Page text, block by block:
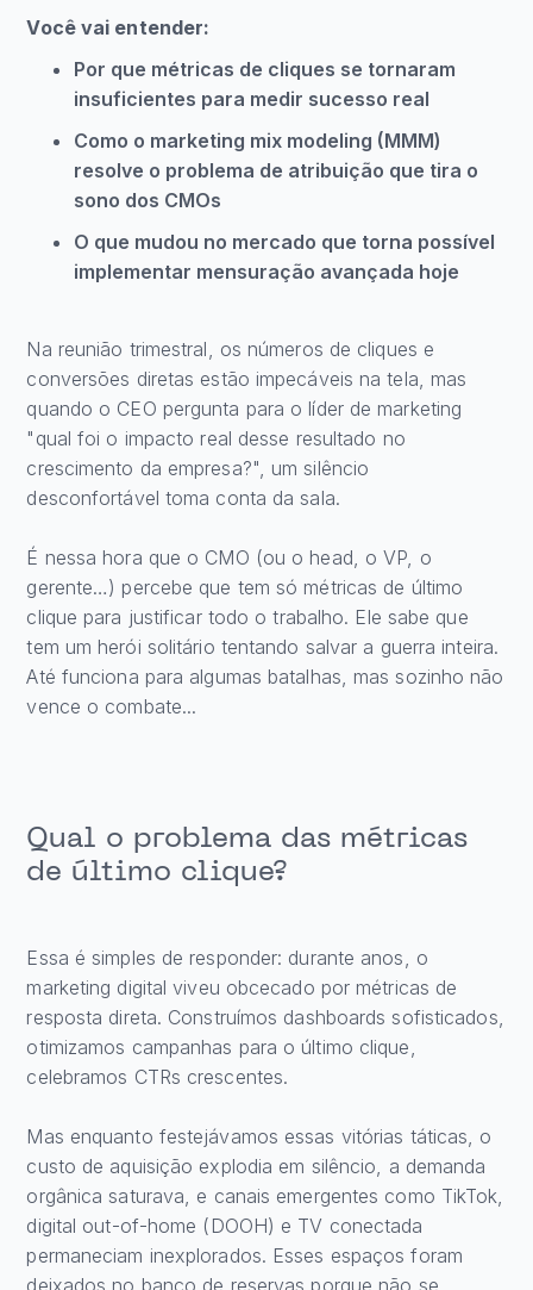
Você vai entender:
Por que métricas de cliques se tornaram
insuficientes para medir sucesso real
Como o marketing mix modeling (MMM)
resolve o problema de atribuição que tira o
sono dos CMOs
O que mudou no mercado que torna possível
implementar mensuração avançada hoje
Na reunião trimestral, os números de cliques e
conversões diretas estão impecáveis na tela, mas
quando o CEO pergunta para o líder de marketing
"qual foi o impacto real desse resultado no
crescimento da empresa?", um silêncio
desconfortável toma conta da sala.
É nessa hora que o CMO (ou o head, o VP, o
gerente…) percebe que tem só métricas de último
clique para justificar todo o trabalho. Ele sabe que
tem um herói solitário tentando salvar a guerra inteira.
Até funciona para algumas batalhas, mas sozinho não
vence o combate...
Qual o problema das métricas
de último clique?
Essa é simples de responder: durante anos, o
marketing digital viveu obcecado por métricas de
resposta direta. Construímos dashboards sofisticados,
otimizamos campanhas para o último clique,
celebramos CTRs crescentes.
Mas enquanto festejávamos essas vitórias táticas, o
custo de aquisição explodia em silêncio, a demanda
orgânica saturava, e canais emergentes como TikTok,
digital out-of-home (DOOH) e TV conectada
permaneciam inexplorados. Esses espaços foram